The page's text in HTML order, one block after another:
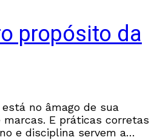
propósito da
no âmago de sua
E práticas corretas
e disciplina servem a